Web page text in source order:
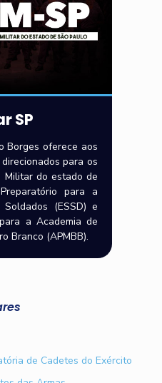
SP
Borges oferece aos
para os
Militar do estado de
para a
(ESSD) e
a Academia de
Branco (APMBB).
de Cadetes do Exército